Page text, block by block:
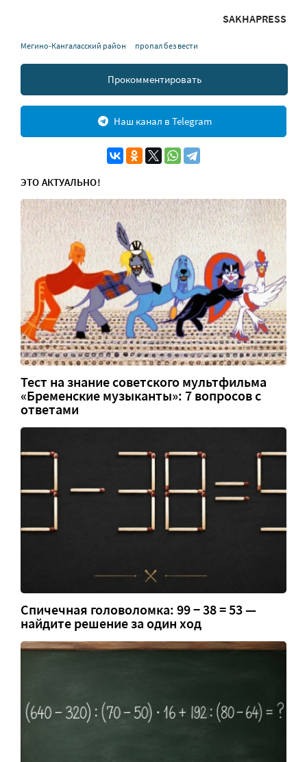
SAKHAPRESS
Мегино-Кангаласский район пропал без вести
Прокомментировать
Наш канал в Telegram
ЭТО АКТУАЛЬНО!
Тест на знание советского мультфильма
«Бременские музыканты»: 7 вопросов с
ответами
Спичечная головоломка: 99 − 38 = 53 —
найдите решение за один ход